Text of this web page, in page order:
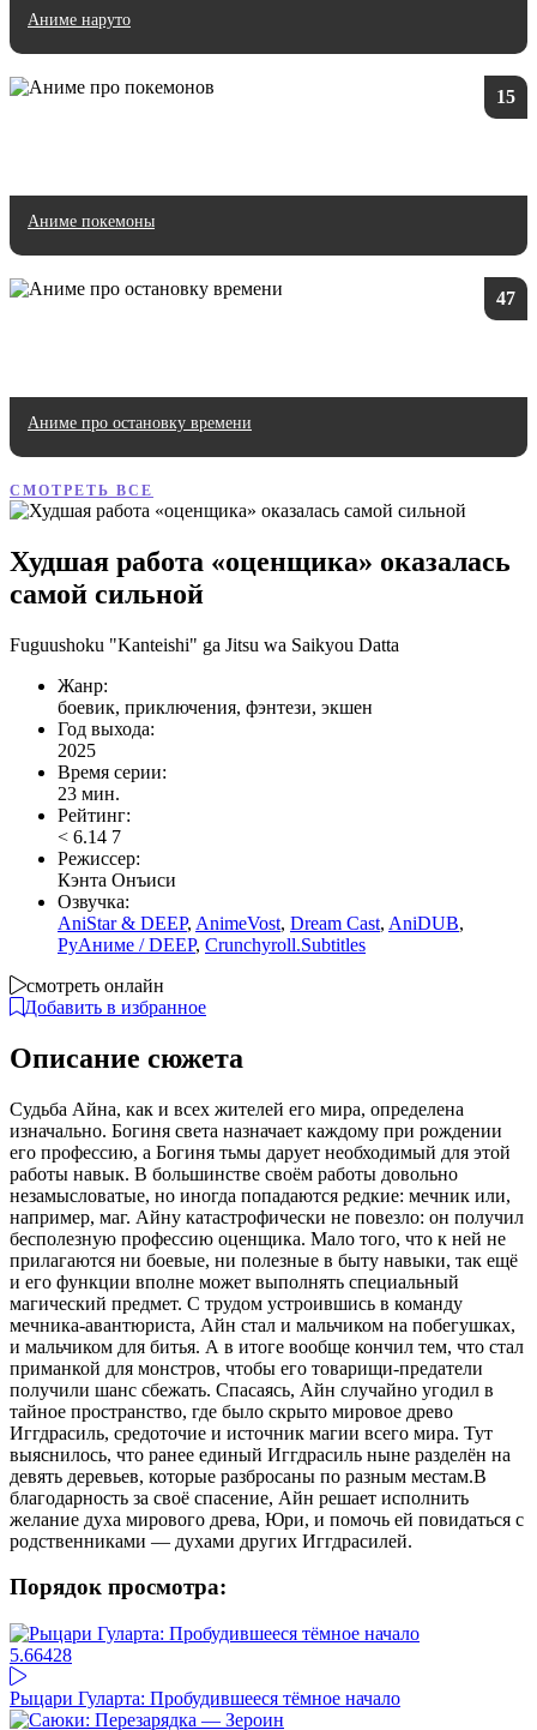
Аниме наруто
15
Аниме покемоны
47
Аниме про остановку времени
СМОТРЕТЬ ВСЕ
Худшая работа «оценщика» оказалась
самой сильной
Fuguushoku "Kanteishi" ga Jitsu wa Saikyou Datta
Жанр:
боевик, приключения, фэнтези, экшен
Год выхода:
2025
Время серии:
23 мин.
Рейтинг:
< 6.14 7
Режиссер:
Кэнта Онъиси
Озвучка:
AniStar & DEEP, AnimeVost, Dream Cast, AniDUB,
РуАниме / DEEP, Crunchyroll.Subtitles
смотреть онлайн
Добавить в избранное
Описание сюжета
Судьба Айна, как и всех жителей его мира, определена
изначально. Богиня света назначает каждому при рождении
его профессию, а Богиня тьмы дарует необходимый для этой
работы навык. В большинстве своём работы довольно
незамысловатые, но иногда попадаются редкие: мечник или,
например, маг. Айну катастрофически не повезло: он получил
бесполезную профессию оценщика. Мало того, что к ней не
прилагаются ни боевые, ни полезные в быту навыки, так ещё
и его функции вполне может выполнять специальный
магический предмет. С трудом устроившись в команду
мечника-авантюриста, Айн стал и мальчиком на побегушках,
и мальчиком для битья. А в итоге вообще кончил тем, что стал
приманкой для монстров, чтобы его товарищи-предатели
получили шанс сбежать. Спасаясь, Айн случайно угодил в
тайное пространство, где было скрыто мировое древо
Иггдрасиль, средоточие и источник магии всего мира. Тут
выяснилось, что ранее единый Иггдрасиль ныне разделён на
девять деревьев, которые разбросаны по разным местам.В
благодарность за своё спасение, Айн решает исполнить
желание духа мирового древа, Юри, и помочь ей повидаться с
родственниками — духами других Иггдрасилей.
Порядок просмотра:
5.66428
Рыцари Гуларта: Пробудившееся тёмное начало